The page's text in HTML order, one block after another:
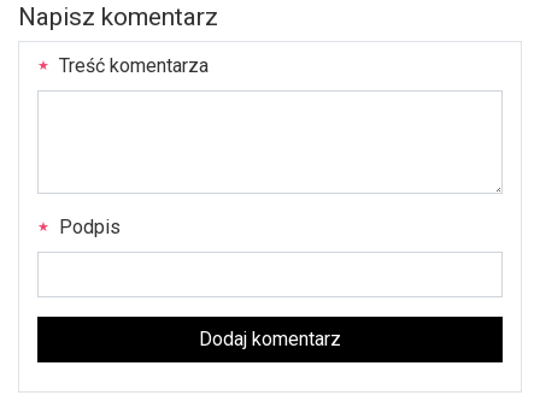
Napisz komentarz
Treść komentarza
Podpis
Dodaj komentarz